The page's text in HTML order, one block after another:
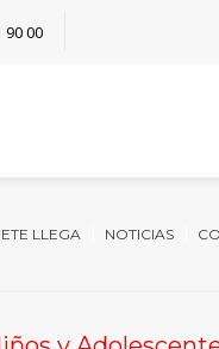
90 00
LLEGA NOTICIAS